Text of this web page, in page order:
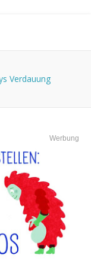
Verdauung
Werbung